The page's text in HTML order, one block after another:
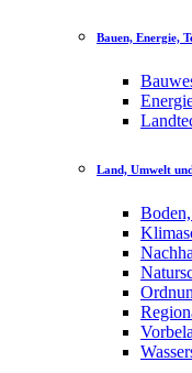
Bauen, Energie,
Land, Umwelt